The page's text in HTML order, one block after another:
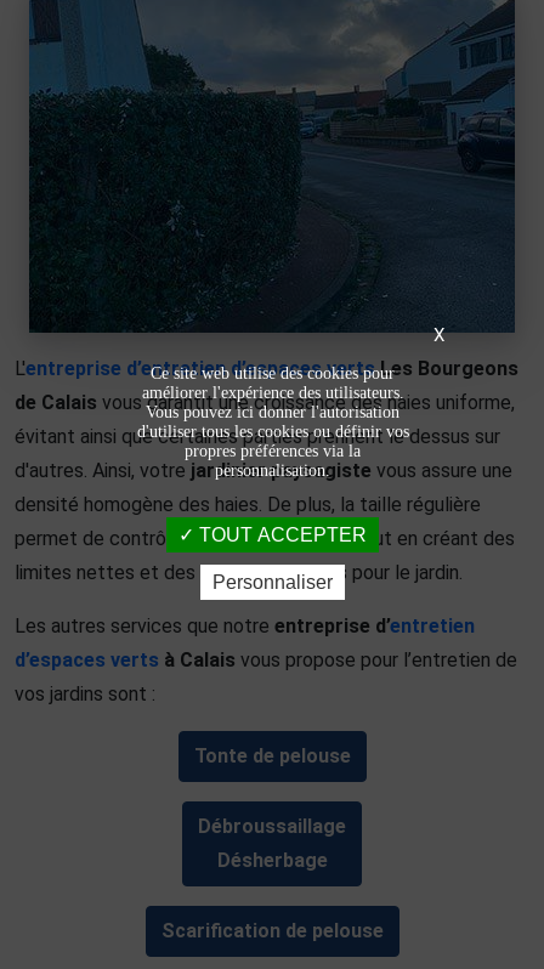
L'entreprise d’entretien d’espaces verts Les Bourgeons
de Calais vous garantit une croissance des haies uniforme,
évitant ainsi que certaines parties prennent le dessus sur
d'autres. Ainsi, votre jardinier paysagiste vous assure une
densité homogène des haies. De plus, la taille régulière
permet de contrôler la forme des haies tout en créant des
limites nettes et des contours soignés pour le jardin.
Les autres services que notre entreprise d’entretien
d’espaces verts à Calais vous propose pour l’entretien de
vos jardins sont :
Tonte de pelouse
Débroussaillage
Désherbage
Scarification de pelouse
X
Ce site web utilise des cookies pour
améliorer l'expérience des utilisateurs.
Vous pouvez ici donner l'autorisation
d'utiliser tous les cookies ou définir vos
propres préférences via la
personnalisation.
TOUT ACCEPTER
Personnaliser